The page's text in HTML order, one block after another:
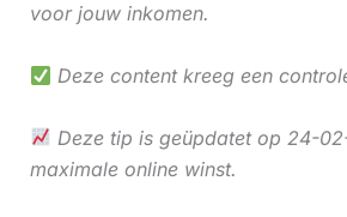
voor jouw inkomen.
Deze content kreeg een
Deze tip is geüpdatet op 24-
maximale online winst.